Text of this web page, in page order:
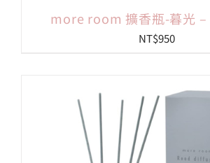
more room 擴香瓶-暮光 –
NT$950